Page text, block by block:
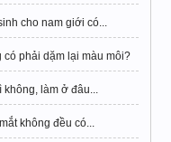
cho nam giới có...
có phải dặm lại màu môi?
không, làm ở đâu...
không đều có...